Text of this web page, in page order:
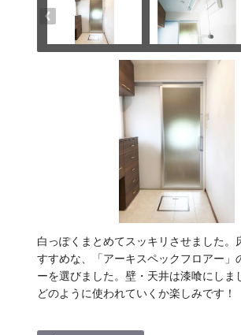
白っぽくまとめてスッキリさせました。
すすめな、「アーキスペックフロアー」
ーを選びました。壁・天井は漆喰にしま
どのように使われていくか楽しみです！